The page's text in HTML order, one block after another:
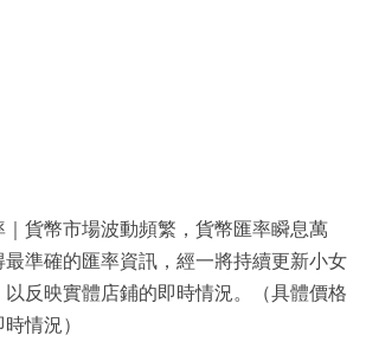
貨幣市場波動頻繁，貨幣匯率瞬息萬
準確的匯率資訊，經一將持續更新小女
反映實體店鋪的即時情況。（具體價格
情況）